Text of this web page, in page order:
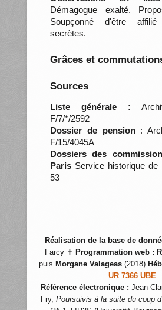
Démagogue exalté.
Soupçonné d'être
secrètes.
Grâces et
Sources
Liste générale :
F/7/*/2592
Dossier de pension:
F/15/4045A
Dossiers des
ParisService historique de
53
Réalisation de la base de
Farcy ✝ Programmation web :
puis Morgane Valageas (2018)
UR 7366 UBE
Référence électronique : Jean-
Fry, Poursuivis à la suite du coup